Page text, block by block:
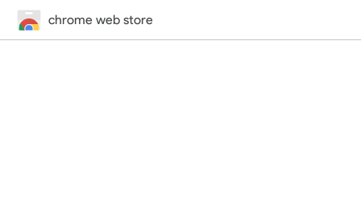
chrome web store